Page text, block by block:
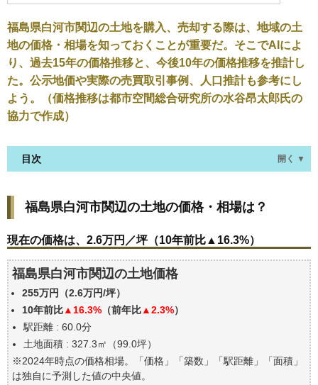
福島県白河市関辺の土地を購入、売却する際は、地域の土
地の価格・相場を知っておくことが重要だ。そこでAIによ
り、過去15年の価格推移と、今後10年の価格推移を推計し
た。公示地価や実際の売買取引事例、人口推計も参考にし
よう。（価格推移は都市空間総合研究所の水谷昂太郎氏の
協力で作成）
目次 開く ▼
現在の価格は、2.6万円／坪（10年前比▲16.3%）
価格を詳細に分析しよう
福島県白河市関辺の土地の過去の売買事例
公示地価はいくら
エリアの将来性を人口予想から検討しよう
自分の年収でいくらの不動産が買える？
福島県白河市関辺の土地の価格・相場は？
現在の価格は、2.6万円／坪（10年前比▲16.3%）
福島県白河市関辺の土地価格
255万円（2.6万円/坪）
10年前比▲16.3% （前年比▲2.3%）
駅距離 : 60.0分
土地面積 : 327.3㎡（99.0坪）
※2024年時点の価格相場。「価格」「築数」「駅距離」「面積」
は独自に予測した値の中央値。